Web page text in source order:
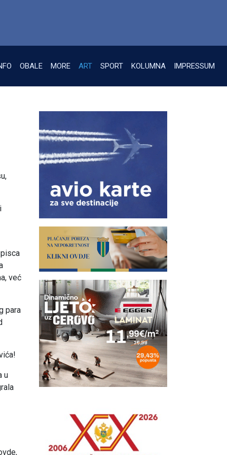
OBALE MORE ART SPORT KOLUMNA IMPRESSUM
već
para
u